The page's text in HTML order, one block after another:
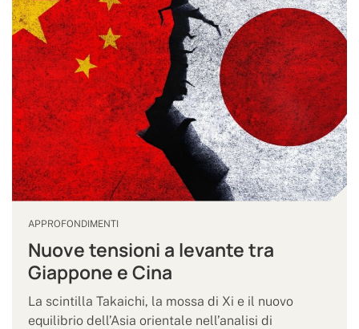
APPROFONDIMENTI
Nuove tensioni a levante tra
Giappone e Cina
La scintilla Takaichi, la mossa di Xi e il nuovo
equilibrio dell’Asia orientale nell’analisi di